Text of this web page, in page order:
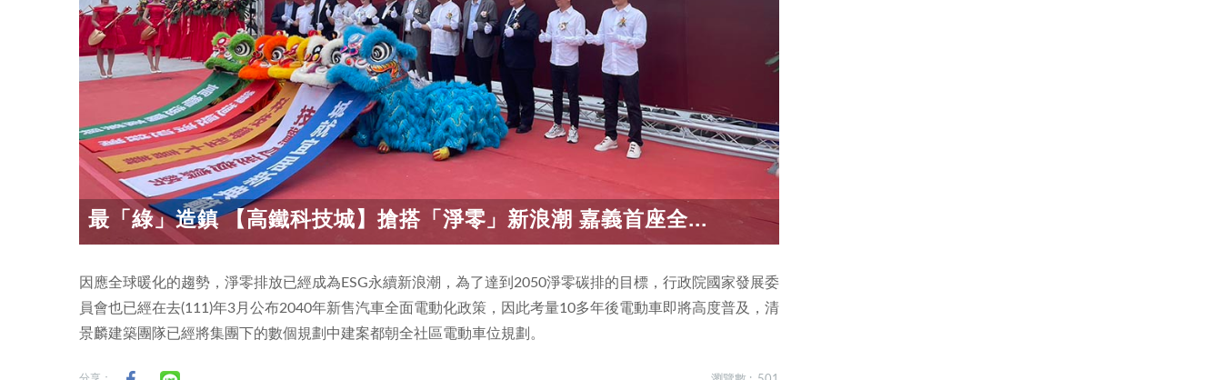
最「綠」造鎮 【高鐵科技城】搶搭「淨零」新浪潮 嘉義首座全...
因應全球暖化的趨勢，淨零排放已經成為ESG永續新浪潮，為了達到2050淨零碳排的目標，行政院國家發展委
員會也已經在去(111)年3月公布2040年新售汽車全面電動化政策，因此考量10多年後電動車即將高度普及，清
景麟建築團隊已經將集團下的數個規劃中建案都朝全社區電動車位規劃。
分享：